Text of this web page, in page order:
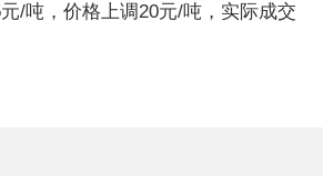
/吨，价格上调20元/吨，实际成交